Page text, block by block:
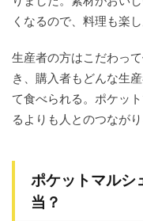
する
Q&A
お試し
商品は
10.2
添加物
る？
10.3
支払い
くなるので、料理も楽
生産者の方はこだわっ
き、購入者もどんな生
て食べられる。ポケッ
るよりも人とのつなが
ポケットマルシ
当？